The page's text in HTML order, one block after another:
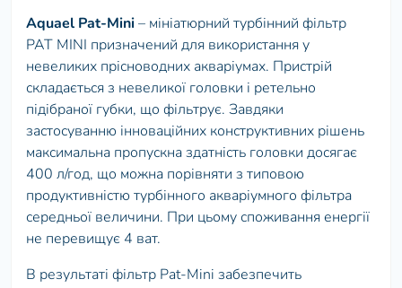
Aquael Pat-Mini– мініатюрний турбінний фільтр
PAT MINI призначений для використання у
невеликих прісноводних акваріумах. Пристрій
складається з невеликої головки і ретельно
підібраної губки, що фільтрує. Завдяки
застосуванню інноваційних конструктивних рішень
максимальна пропускна здатність головки досягає
400 л/год, що можна порівняти з типовою
продуктивністю турбінного акваріумного фільтра
середньої величини. При цьому споживання енергії
не перевищує 4 ват.
В результаті фільтр Pat-Mini забезпечить